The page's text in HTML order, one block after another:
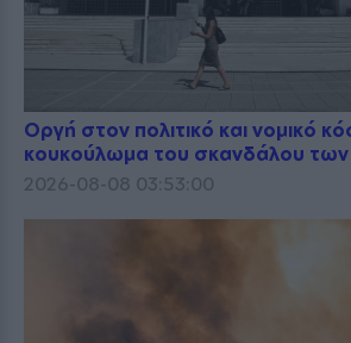
Οργή στον πολιτικό και νομικό
κουκούλωμα του σκανδάλου
2026-08-08 03:53:00